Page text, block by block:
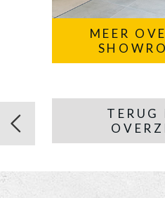
MEER
TERUG